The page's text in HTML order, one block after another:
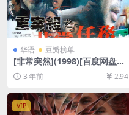
华语 豆瓣榜单
[非常突然](1998)[百度网盘
+夸克网盘1080P超清未删减
资源][网盘在线播放/下载][MP
4/5.8GB][粤语中字]
3 年前 2.94
VIP